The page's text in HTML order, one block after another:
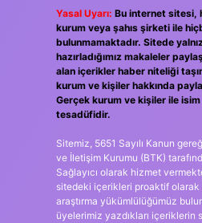
Yasal Uyarı: Bu internet sitesi,
kurum veya şahıs şirketi ile
bulunmamaktadır. Sitede
hazırladığımız makaleler
alan içerikler haber niteliği
kurum ve kişiler hakkında
Gerçek kurum ve kişiler ile
tesadüfidir.
Sitemiz, 5651 Sayılı Kanun
ve İletişim Kurumu (BTK)
Sağlayıcı olarak hizmet
sitedeki içerikleri proaktif
araştırma yükümlülüğümüz
üyelerimiz yazdıkları içeriklerin